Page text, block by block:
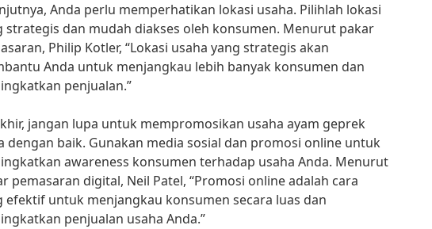
Anda perlu memperhatikan lokasi usaha. Pilihlah lokasi
strategis dan mudah diakses oleh konsumen. Menurut pakar
Philip Kotler, “Lokasi usaha yang strategis akan
Anda untuk menjangkau lebih banyak konsumen dan
penjualan.”
jangan lupa untuk mempromosikan usaha ayam geprek
dengan baik. Gunakan media sosial dan promosi online untuk
awareness konsumen terhadap usaha Anda. Menurut
pemasaran digital, Neil Patel, “Promosi online adalah cara
efektif untuk menjangkau konsumen secara luas dan
penjualan usaha Anda.”